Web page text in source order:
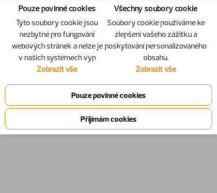
Pouze povinné cookies
Tyto soubory cookie jsou
nezbytné pro fungování
webových stránek a nelze je
v našich systémech vyp
Zobrazit vše
Všechny soubory cookie
Soubory cookie používáme ke
zlepšení vašeho zážitku a
poskytování personalizovaného
obsahu.
Zobrazit vše